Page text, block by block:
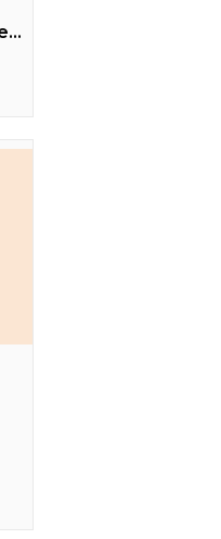
Event hall Passage Interdit